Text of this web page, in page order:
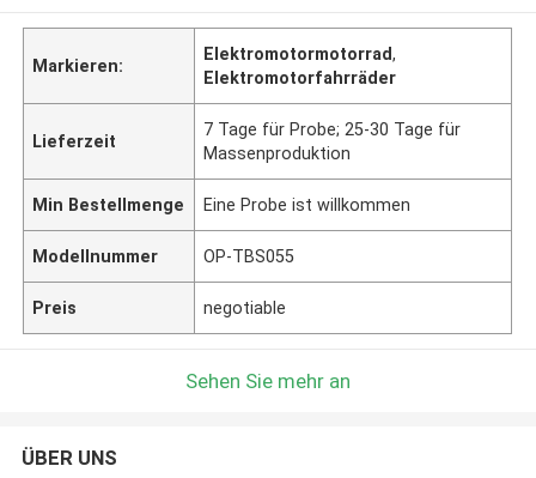
Markieren:
Elektromotormotorrad,
Elektromotorfahrräder
Lieferzeit
7 Tage für Probe; 25-30 Tage für
Massenproduktion
Min Bestellmenge Eine Probe ist willkommen
Modellnummer OP-TBS055
Preis negotiable
Sehen Sie mehr an
ÜBER UNS